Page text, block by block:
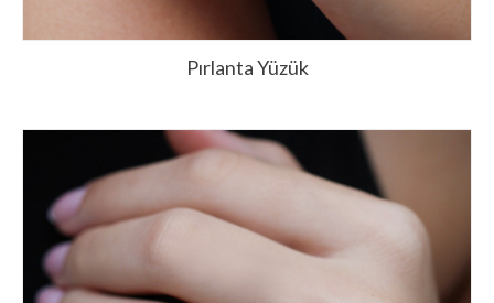
Pırlanta Yüzük